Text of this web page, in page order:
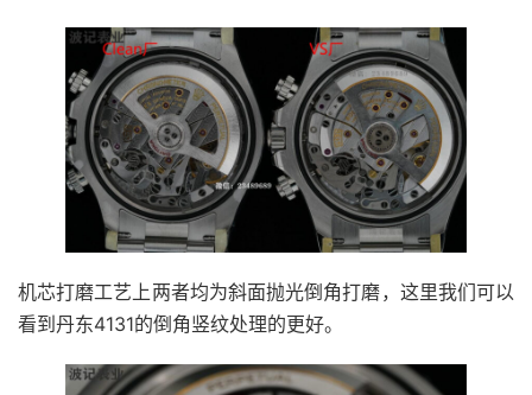
机芯打磨工艺上两者均为斜面抛光倒角打磨，这里我们可以
看到丹东4131的倒角竖纹处理的更好。